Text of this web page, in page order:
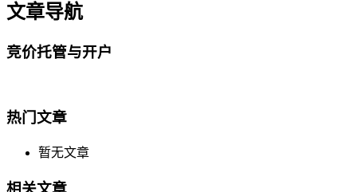
文章导航
竞价托管与开户
热门文章
暂无文章
相关文章